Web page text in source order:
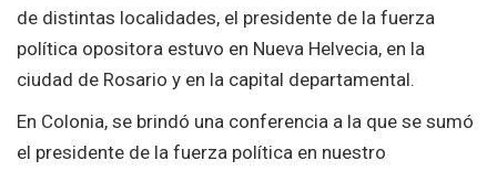
de distintas localidades, el presidente de la fuerza
política opositora estuvo en Nueva Helvecia, en la
ciudad de Rosario y en la capital departamental.
En Colonia, se brindó una conferencia a la que se sumó
el presidente de la fuerza política en nuestro